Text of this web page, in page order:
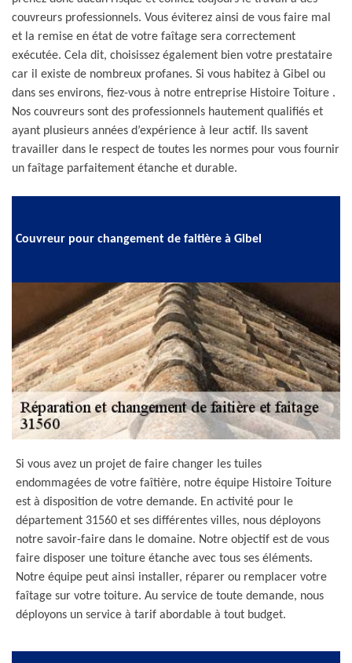
couvreurs professionnels. Vous éviterez ainsi de vous faire mal
et la remise en état de votre faîtage sera correctement
exécutée. Cela dit, choisissez également bien votre prestataire
car il existe de nombreux profanes. Si vous habitez à Gibel ou
dans ses environs, fiez-vous à notre entreprise Histoire Toiture .
Nos couvreurs sont des professionnels hautement qualifiés et
ayant plusieurs années d’expérience à leur actif. Ils savent
travailler dans le respect de toutes les normes pour vous fournir
un faîtage parfaitement étanche et durable.
Couvreur pour changement de faitière à Gibel
Si vous avez un projet de faire changer les tuiles
endommagées de votre faîtière, notre équipe Histoire Toiture
est à disposition de votre demande. En activité pour le
département 31560 et ses différentes villes, nous déployons
notre savoir-faire dans le domaine. Notre objectif est de vous
faire disposer une toiture étanche avec tous ses éléments.
Notre équipe peut ainsi installer, réparer ou remplacer votre
faîtage sur votre toiture. Au service de toute demande, nous
déployons un service à tarif abordable à tout budget.